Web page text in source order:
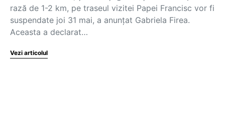
rază de 1-2 km, pe traseul vizitei Papei Francisc vor fi
suspendate joi 31 mai, a anunţat Gabriela Firea.
Aceasta a declarat…
Vezi articolul